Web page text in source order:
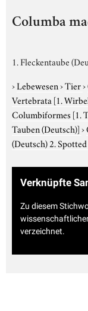
Columba
1. Fleckentaube
›Lebewesen›Tier›
Vertebrata [1.
Columbiformes [1.
Tauben (Deutsch)]›
(Deutsch) 2.
Verknüpfte
Zu diesem
verzeichnet.